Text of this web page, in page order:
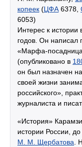
копеек (ЦФА6378,
6053)
Интерес к истории
годов. Он написал
«Марфа-
(опубликовано в
он был назначен
своей жизни
российского»,
журналиста и
«История»
истории России,
М. М. Щербатова.